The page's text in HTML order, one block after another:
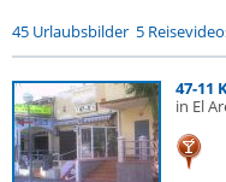
45 Urlaubsbilder 5
47-11
in El